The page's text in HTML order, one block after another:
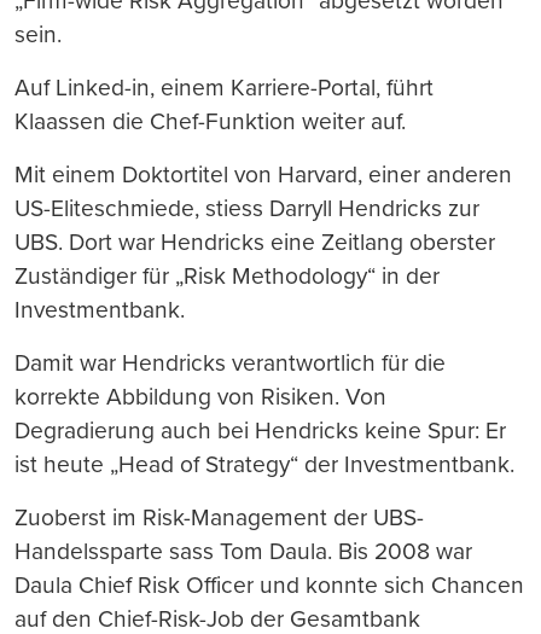
sein.
Auf Linked-in, einem Karriere-Portal, führt
Klaassen die Chef-Funktion weiter auf.
Mit einem Doktortitel von Harvard, einer anderen
US-Eliteschmiede, stiess Darryll Hendricks zur
UBS. Dort war Hendricks eine Zeitlang oberster
Zuständiger für „Risk Methodology“ in der
Investmentbank.
Damit war Hendricks verantwortlich für die
korrekte Abbildung von Risiken. Von
Degradierung auch bei Hendricks keine Spur: Er
ist heute „Head of Strategy“ der Investmentbank.
Zuoberst im Risk-Management der UBS-
Handelssparte sass Tom Daula. Bis 2008 war
Daula Chief Risk Officer und konnte sich Chancen
auf den Chief-Risk-Job der Gesamtbank